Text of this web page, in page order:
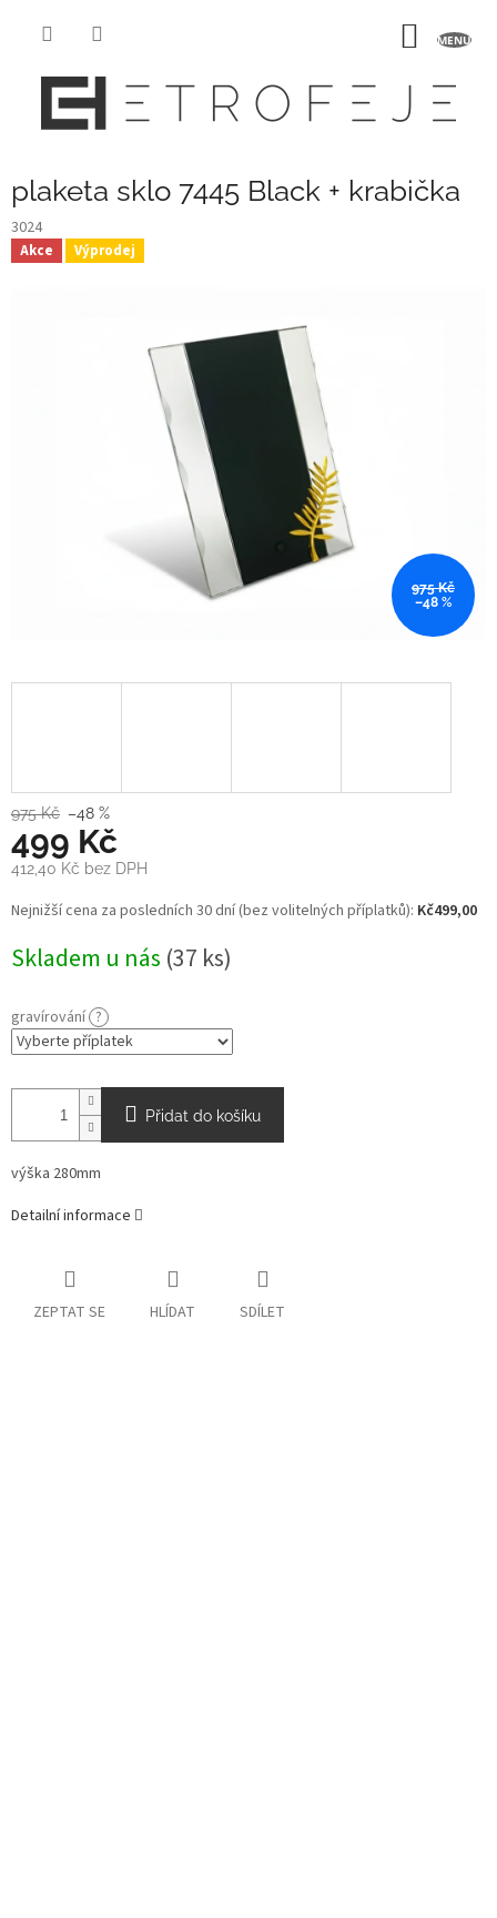
plaketa sklo 7445 Black + krabička
3024
Akce Výprodej
975 Kč
–48 %
975 Kč –48 %
499 Kč
412,40 Kč bez DPH
Měrná
cena:
Nejnižší cena za posledních 30 dní (bez volitelných příplatků): Kč499,00
Skladem u nás (37 ks)
gravírování ?
Přidat do košíku
výška 280mm
Detailní informace
ZEPTAT SE HLÍDAT SDÍLET